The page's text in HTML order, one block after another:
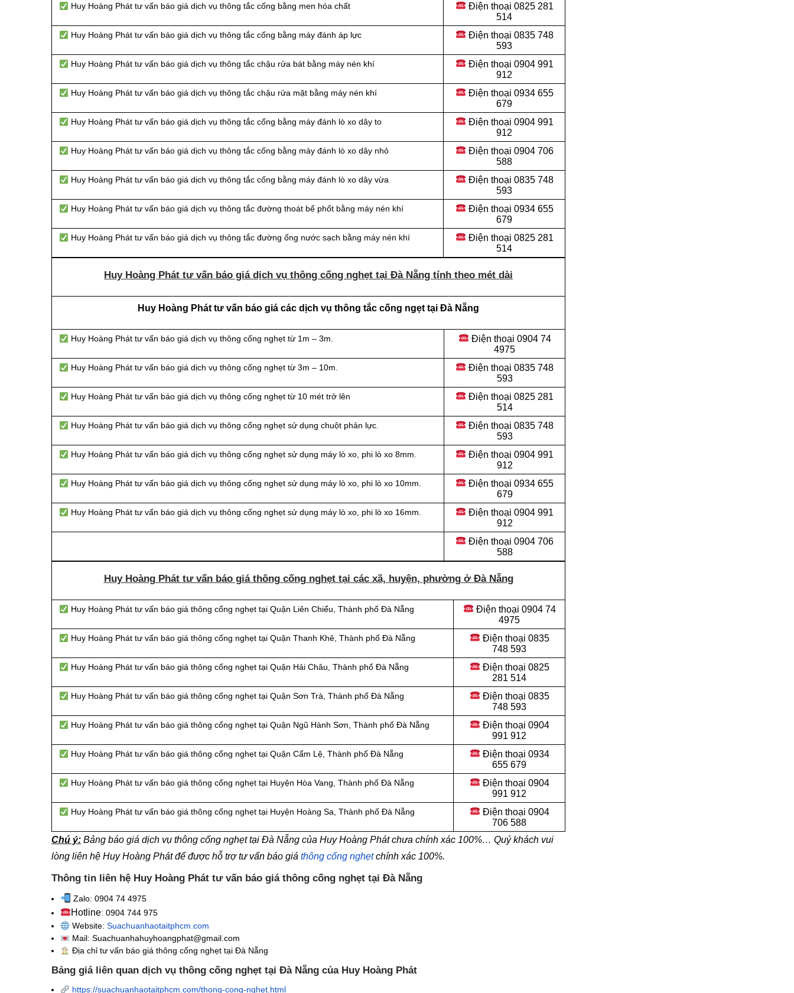
Huy Hoàng Phát tư vấn báo giá dịch vụ thông tắc cống bằng men hóa chất Điện thoại 0825 281
514
Huy Hoàng Phát tư vấn báo giá dịch vụ thông tắc cống bằng máy đánh áp lực Điện thoại 0835 748
593
Huy Hoàng Phát tư vấn báo giá dịch vụ thông tắc chậu rửa bát bằng máy nén khí Điện thoại 0904 991
912
Huy Hoàng Phát tư vấn báo giá dịch vụ thông tắc chậu rửa mặt bằng máy nén khí
Điện thoại 0934 655
679
Huy Hoàng Phát tư vấn báo giá dịch vụ thông tắc cống bằng máy đánh lò xo dây to
Điện thoại 0904 991
912
Huy Hoàng Phát tư vấn báo giá dịch vụ thông tắc cống bằng máy đánh lò xo dây nhỏ Điện thoại 0904 706
588
Huy Hoàng Phát tư vấn báo giá dịch vụ thông tắc cống bằng máy đánh lò xo dây vừa Điện thoại 0835 748
593
Huy Hoàng Phát tư vấn báo giá dịch vụ thông tắc đường thoát bể phốt bằng máy nén khí Điện thoại 0934 655
679
Huy Hoàng Phát tư vấn báo giá dịch vụ thông tắc đường ống nước sạch bằng máy nén khí Điện thoại 0825 281
514
Huy Hoàng Phát tư vấn báo giá dịch vụ thông cống nghẹt tại Đà Nẵng tính theo mét dài
Huy Hoàng Phát tư vấn báo giá các dịch vụ thông tắc cống ngẹt tại Đà Nẵng
Huy Hoàng Phát tư vấn báo giá dịch vụ thông cống nghẹt từ 1m – 3m. Điện thoại 0904 74
4975
Huy Hoàng Phát tư vấn báo giá dịch vụ thông cống nghẹt từ 3m – 10m. Điện thoại 0835 748
593
Huy Hoàng Phát tư vấn báo giá dịch vụ thông cống nghẹt từ 10 mét trở lên Điện thoại 0825 281
514
Huy Hoàng Phát tư vấn báo giá dịch vụ thông cống nghẹt sử dụng chuột phản lực. Điện thoại 0835 748
593
Huy Hoàng Phát tư vấn báo giá dịch vụ thông cống nghẹt sử dụng máy lò xo, phi lò xo 8mm. Điện thoại 0904 991
912
Huy Hoàng Phát tư vấn báo giá dịch vụ thông cống nghẹt sử dụng máy lò xo, phi lò xo 10mm.
Điện thoại 0934 655
679
Huy Hoàng Phát tư vấn báo giá dịch vụ thông cống nghẹt sử dụng máy lò xo, phi lò xo 16mm.
Điện thoại 0904 991
912
Điện thoại 0904 706
588
Huy Hoàng Phát tư vấn báo giá thông cống nghẹt tại các xã, huyện, phường ở Đà Nẵng
Huy Hoàng Phát tư vấn báo giá thông cống nghẹt tại Quận Liên Chiểu, Thành phố Đà Nẵng Điện thoại 0904 74
4975
Huy Hoàng Phát tư vấn báo giá thông cống nghẹt tại Quận Thanh Khê, Thành phố Đà Nẵng Điện thoại 0835
748 593
Huy Hoàng Phát tư vấn báo giá thông cống nghẹt tại Quận Hải Châu, Thành phố Đà Nẵng Điện thoại 0825
281 514
Huy Hoàng Phát tư vấn báo giá thông cống nghẹt tại Quận Sơn Trà, Thành phố Đà Nẵng Điện thoại 0835
748 593
Huy Hoàng Phát tư vấn báo giá thông cống nghẹt tại Quận Ngũ Hành Sơn, Thành phố Đà Nẵng Điện thoại 0904
991 912
Huy Hoàng Phát tư vấn báo giá thông cống nghẹt tại Quận Cẩm Lệ, Thành phố Đà Nẵng
Điện thoại 0934
655 679
Huy Hoàng Phát tư vấn báo giá thông cống nghẹt tại Huyện Hòa Vang, Thành phố Đà Nẵng
Điện thoại 0904
991 912
Huy Hoàng Phát tư vấn báo giá thông cống nghẹt tại Huyện Hoàng Sa, Thành phố Đà Nẵng Điện thoại 0904
706 588
Chú ý: Bảng báo giá dịch vụ thông cống nghẹt tại Đà Nẵng của Huy Hoàng Phát chưa chính xác 100%… Quý khách vui
lòng liên hệ Huy Hoàng Phát để được hỗ trợ tư vấn báo giá thông cống nghẹtchính xác 100%.
Thông tin liên hệ Huy Hoàng Phát tư vấn báo giá thông cống nghẹt tại Đà Nẵng
Zalo: 0904 74 4975
Hotline: 0904 744 975
Website: Suachuanhaotaitphcm.com
Mail: Suachuanhahuyhoangphat@gmail.com
Địa chỉ tư vấn báo giá thông cống nghẹttại Đà Nẵng
Bảng giá liên quan dịch vụ thông cống nghẹt tại Đà Nẵng của Huy Hoàng Phát
https://suachuanhaotaitphcm.com/thong-cong-nghet.html